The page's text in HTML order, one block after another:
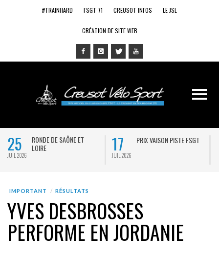
#TRAINHARD FSGT 71 CREUSOT INFOS LE JSL
CRÉATION DE SITE WEB
25
JUIL 2026
RONDE DE SAÔNE ET
LOIRE
17
JUIL 2026
PRIX VAISON PISTE FSGT
IMPORTANT RÉSULTATS
YVES DESBROSSES
PERFORME EN JORDANIE